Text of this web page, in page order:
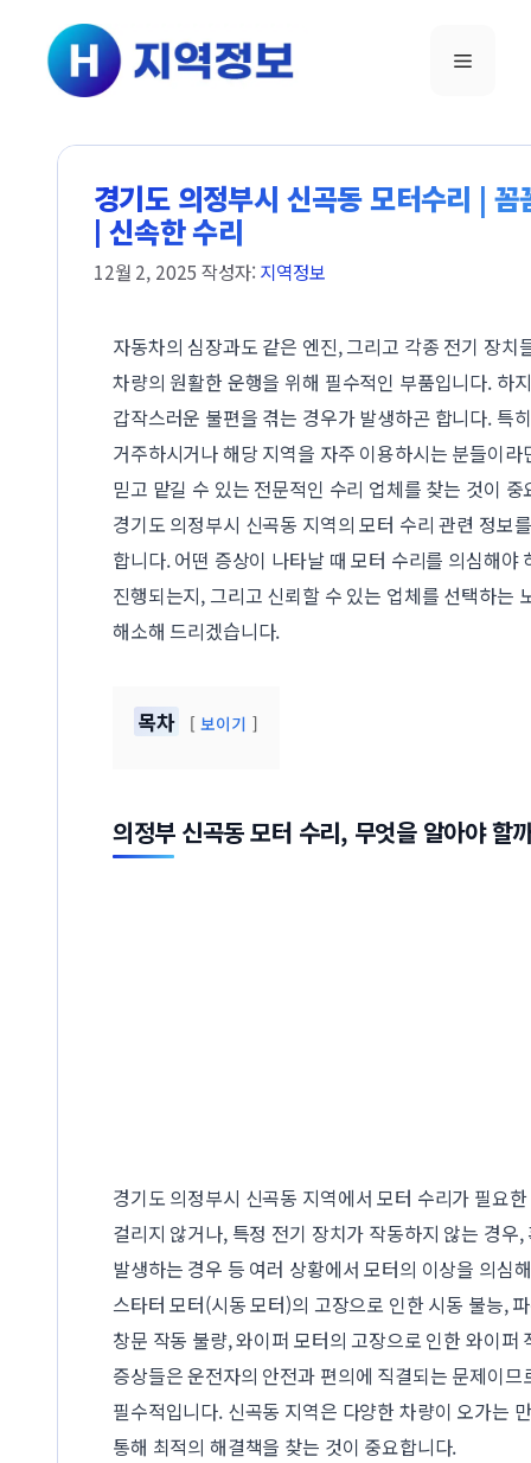
건너뛰기
메뉴
경기도 의정부시 신곡동 모터수리 |
| 신속한 수리
12월 2, 2025 작성자: 지역정보
자동차의 심장과도 같은 엔진, 그리고 각종 전기 장치
차량의 원활한 운행을 위해 필수적인 부품입니다. 하
갑작스러운 불편을 겪는 경우가 발생하곤 합니다. 특
거주하시거나 해당 지역을 자주 이용하시는 분들이
믿고 맡길 수 있는 전문적인 수리 업체를 찾는 것이
경기도 의정부시 신곡동 지역의 모터 수리 관련 정보
합니다. 어떤 증상이 나타날 때 모터 수리를 의심해야
진행되는지, 그리고 신뢰할 수 있는 업체를 선택하는
해소해 드리겠습니다.
목차 보이기
의정부 신곡동 모터 수리, 무엇을 알아야 할
경기도 의정부시 신곡동 지역에서 모터 수리가 필요
걸리지 않거나, 특정 전기 장치가 작동하지 않는 경우
발생하는 경우 등 여러 상황에서 모터의 이상을 의심
스타터 모터(시동 모터)의 고장으로 인한 시동 불능,
창문 작동 불량, 와이퍼 모터의 고장으로 인한 와이퍼
증상들은 운전자의 안전과 편의에 직결되는 문제이
필수적입니다. 신곡동 지역은 다양한 차량이 오가는
통해 최적의 해결책을 찾는 것이 중요합니다.